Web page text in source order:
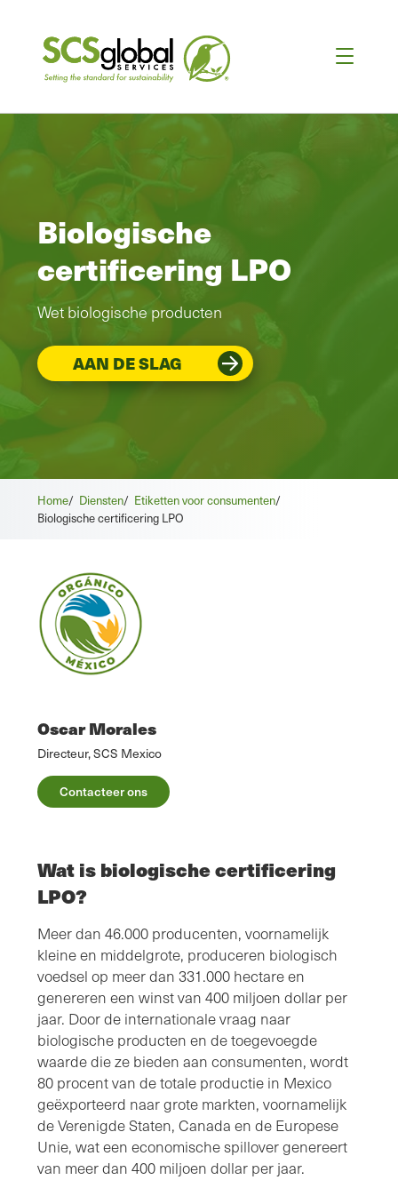
Biologische
certificering LPO
Wet biologische producten
AAN DE SLAG
Home/ Diensten/ Etiketten voor consumenten/
Biologische certificering LPO
Oscar Morales
Directeur, SCS Mexico
Contacteer ons
Wat is biologische certificering
LPO?
Meer dan 46.000 producenten, voornamelijk
kleine en middelgrote, produceren biologisch
voedsel op meer dan 331.000 hectare en
genereren een winst van 400 miljoen dollar per
jaar. Door de internationale vraag naar
biologische producten en de toegevoegde
waarde die ze bieden aan consumenten, wordt
80 procent van de totale productie in Mexico
geëxporteerd naar grote markten, voornamelijk
de Verenigde Staten, Canada en de Europese
Unie, wat een economische spillover genereert
van meer dan 400 miljoen dollar per jaar.